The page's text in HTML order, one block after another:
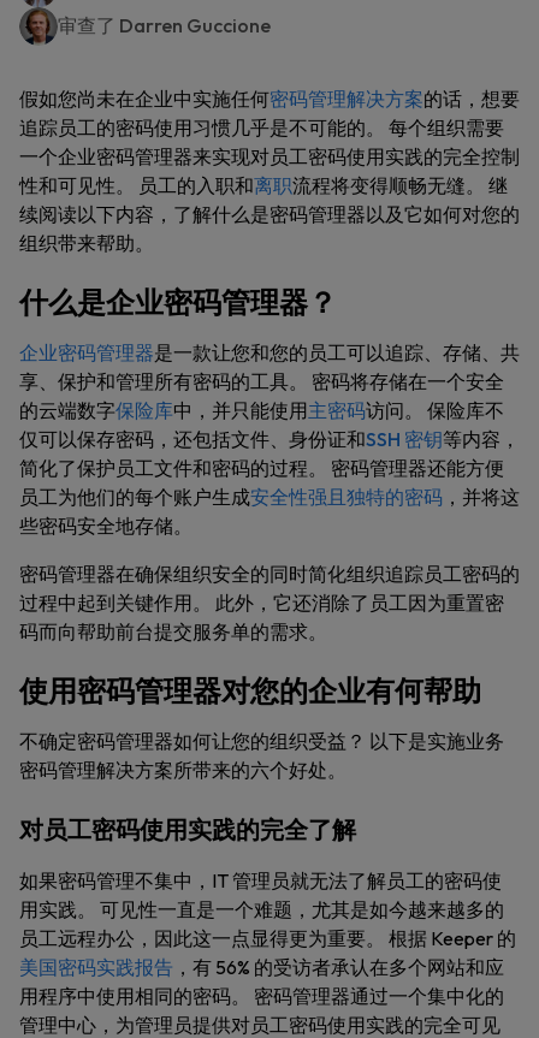
审查了 Darren Guccione
假如您尚未在企业中实施任何密码管理解决方案的话，想要
追踪员工的密码使用习惯几乎是不可能的。 每个组织需要
一个企业密码管理器来实现对员工密码使用实践的完全控制
性和可见性。 员工的入职和离职流程将变得顺畅无缝。 继
续阅读以下内容，了解什么是密码管理器以及它如何对您的
组织带来帮助。
什么是企业密码管理器？
企业密码管理器是一款让您和您的员工可以追踪、存储、共
享、保护和管理所有密码的工具。 密码将存储在一个安全
的云端数字保险库中，并只能使用主密码访问。 保险库不
仅可以保存密码，还包括文件、身份证和SSH 密钥等内容，
简化了保护员工文件和密码的过程。 密码管理器还能方便
员工为他们的每个账户生成安全性强且独特的密码 ，并将这
些密码安全地存储。
密码管理器在确保组织安全的同时简化组织追踪员工密码的
过程中起到关键作用。 此外，它还消除了员工因为重置密
码而向帮助前台提交服务单的需求。
使用密码管理器对您的企业有何帮助
不确定密码管理器如何让您的组织受益？ 以下是实施业务
密码管理解决方案所带来的六个好处。
对员工密码使用实践的完全了解
如果密码管理不集中，IT 管理员就无法了解员工的密码使
用实践。 可见性一直是一个难题，尤其是如今越来越多的
员工远程办公，因此这一点显得更为重要。 根据 Keeper 的
美国密码实践报告 ，有 56% 的受访者承认在多个网站和应
用程序中使用相同的密码。 密码管理器通过一个集中化的
管理中心，为管理员提供对员工密码使用实践的完全可见